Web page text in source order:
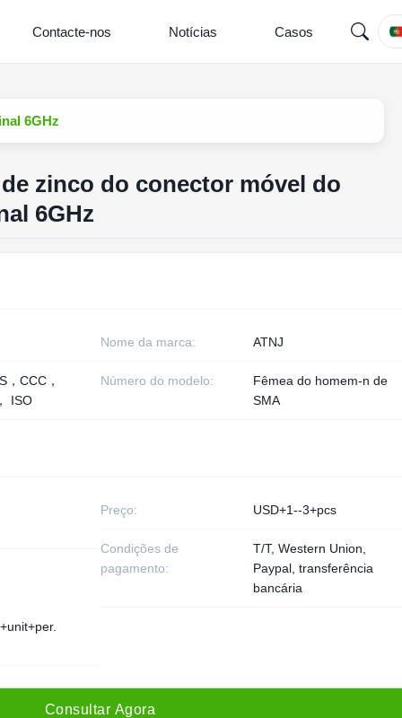
Contacte-nos Notícias Casos
6GHz
zinco do conector móvel do
6GHz
Nome da marca: ATNJ
，CCC，
ISO
Número do modelo:
Fêmea do homem-n de
SMA
Preço: USD+1--3+pcs
Condições de
pagamento:
T/T, Western Union,
Paypal, transferência
bancária
Consu tar Agora